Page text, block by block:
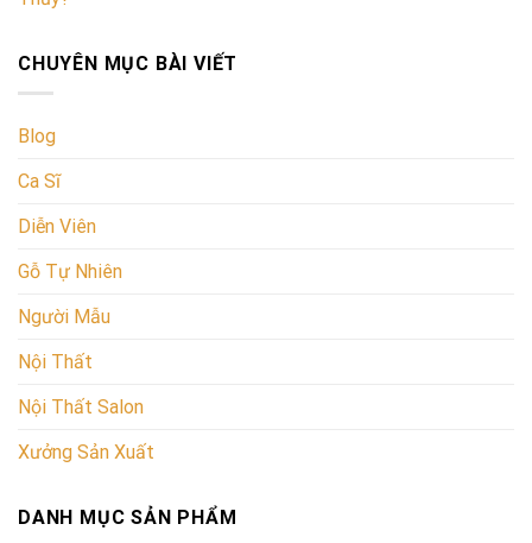
CHUYÊN MỤC BÀI VIẾT
Blog
Ca Sĩ
Diễn Viên
Gỗ Tự Nhiên
Người Mẫu
Nội Thất
Nội Thất Salon
Xưởng Sản Xuất
DANH MỤC SẢN PHẨM